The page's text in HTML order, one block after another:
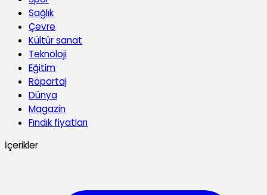
Sağlık
Çevre
Kültür sanat
Teknoloji
Eğitim
Röportaj
Dünya
Magazin
Fındık fiyatları
İçerikler